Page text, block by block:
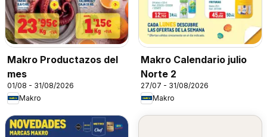
Makro Productazos del
mes
01/08 - 31/08/2026
Makro
Makro Calendario julio
Norte 2
27/07 - 31/08/2026
Makro